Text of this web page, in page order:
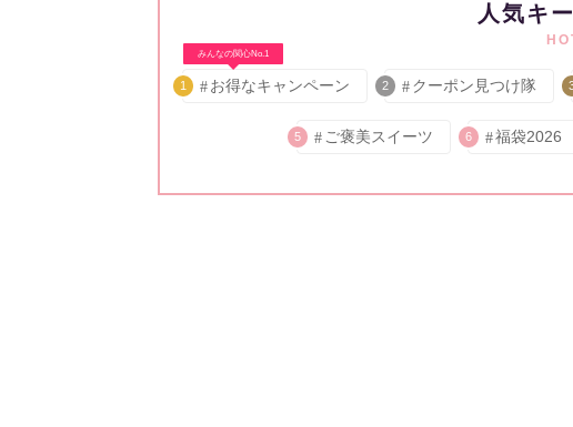
人気キ
みんなの関心No.1
1 お得なキャンペーン 2 クーポン見つけ隊
5 ご褒美スイーツ 6 福袋2026